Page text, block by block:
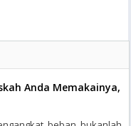
Anda Memakainya,